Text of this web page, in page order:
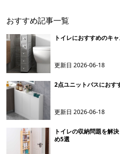
おすすめ記事一覧
トイレにおすすめのキ
更新日2026-06-18
2点ユニットバスにおす
更新日2026-06-18
トイレの収納問題を解
め5選